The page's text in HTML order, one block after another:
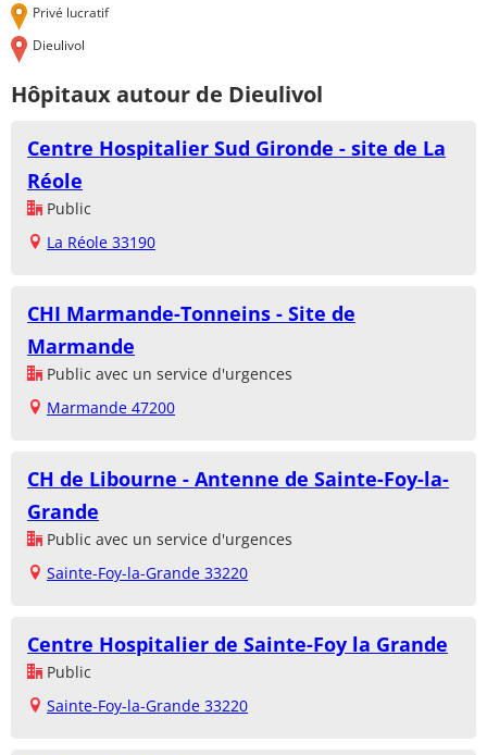
Privé lucratif
Dieulivol
Hôpitaux autour de Dieulivol
Centre Hospitalier Sud Gironde - site de La
Réole
Public
La Réole 33190
CHI Marmande-Tonneins - Site de
Marmande
Public avec un service d'urgences
Marmande 47200
CH de Libourne - Antenne de Sainte-Foy-la-
Grande
Public avec un service d'urgences
Sainte-Foy-la-Grande 33220
Centre Hospitalier de Sainte-Foy la Grande
Public
Sainte-Foy-la-Grande 33220